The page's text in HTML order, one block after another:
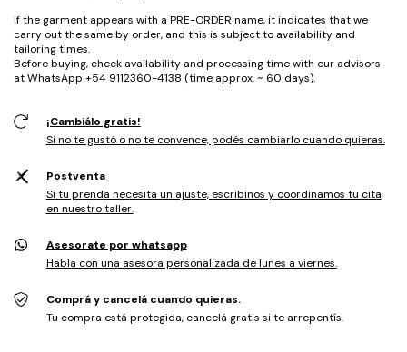
If the garment appears with a PRE-ORDER name, it indicates that we
carry out the same by order, and this is subject to availability and
tailoring times.
Before buying, check availability and processing time with our advisors
at WhatsApp +54 9112360-4138 (time approx. ~ 60 days).
¡Cambiálo gratis!
Si no te gustó o no te convence, podés cambiarlo cuando quieras.
Postventa
Si tu prenda necesita un ajuste, escribinos y coordinamos tu cita
en nuestro taller.
Asesorate por whatsapp
Habla con una asesora personalizada de lunes a viernes.
Comprá y cancelá cuando quieras.
Tu compra está protegida, cancelá gratis si te arrepentís.